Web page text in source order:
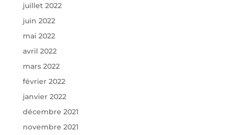
juillet 2022
juin 2022
mai 2022
avril 2022
mars 2022
février 2022
janvier 2022
décembre 2021
novembre 2021